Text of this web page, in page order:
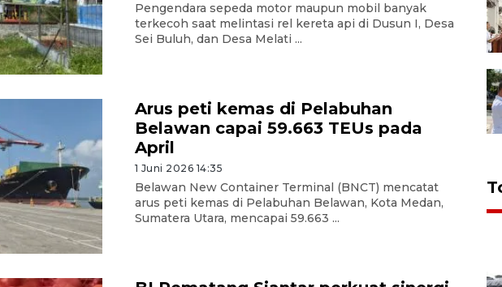
Pengendara sepeda motor maupun mobil banyak
terkecoh saat melintasi rel kereta api di Dusun I, Desa
Sei Buluh, dan Desa Melati ...
Arus peti kemas di Pelabuhan
Belawan capai 59.663 TEUs pada
April
1 Juni 2026 14:35
Belawan New Container Terminal (BNCT) mencatat
arus peti kemas di Pelabuhan Belawan, Kota Medan,
Sumatera Utara, mencapai 59.663 ...